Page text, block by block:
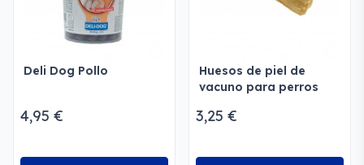
Deli Dog Pollo
4,95 €
Huesos de piel de
vacuno para perros
3,25 €